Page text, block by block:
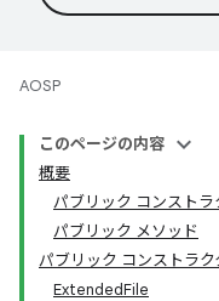
AOSP
このページの内容
概要
パブリック コンストラ
パブリック メソッド
パブリック コンストラク
ExtendedFile